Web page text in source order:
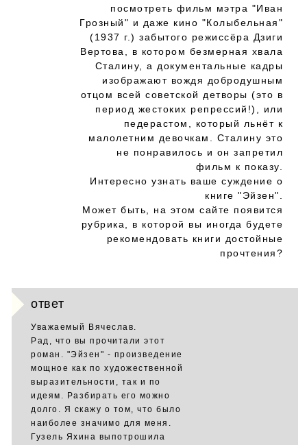
посмотреть фильм мэтра "Иван
Грозный" и даже кино "Колыбельная"
(1937 г.) забытого режиссёра Дзиги
Вертова, в котором безмерная хвала
Сталину, а документальные кадры
изображают вождя добродушным
отцом всей советской детворы (это в
период жестоких репрессий!), или
педерастом, который льнёт к
малолетним девочкам. Сталину это
не понравилось и он запретил
фильм к показу.
Интересно узнать ваше суждение о
книге "Эйзен".
Может быть, на этом сайте появится
рубрика, в которой вы иногда будете
рекомендовать книги достойные
прочтения?
ответ
Уважаемый Вячеслав.
Рад, что вы прочитали этот
роман. "Эйзен" - произведение
мощное как по художественной
выразительности, так и по
идеям. Разбирать его можно
долго. Я скажу о том, что было
наиболее значимо для меня.
Гузель Яхина выпотрошила